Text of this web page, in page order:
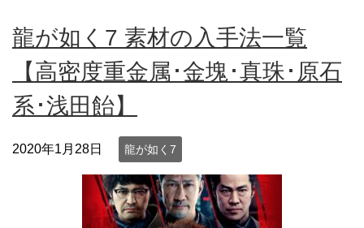
龍が如く7 素材の入手法一覧
【高密度重金属･金塊･真珠･原石
系･浅田飴】
2020年1月28日 龍が如く7